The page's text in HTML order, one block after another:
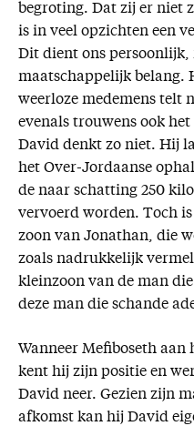
begroting. Dat zij er niet
is in veel opzichten een
Dit dient ons persoonlijk,
maatschappelijk belang.
weerloze medemens telt
evenals trouwens ook het
David denkt zo niet. Hij
het Over-Jordaanse
de naar schatting 250
vervoerd worden. Toch
zoon van Jonathan, die
zoals nadrukkelijk
kleinzoon van de man
deze man die schande
Wanneer Mefiboseth
kent hij zijn positie en
David neer. Gezien zijn
afkomst kan hij David